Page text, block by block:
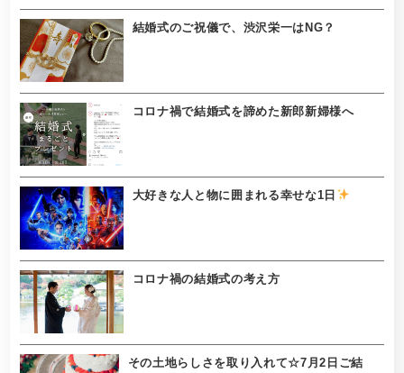
結婚式のご祝儀で、渋沢栄一はNG？
コロナ禍で結婚式を諦めた新郎新婦様へ
大好きな人と物に囲まれる幸せな1日
コロナ禍の結婚式の考え方
その土地らしさを取り入れて☆7月2日ご結